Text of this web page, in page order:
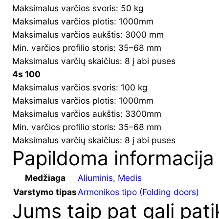
Maksimalus varčios svoris: 50 kg
Maksimalus varčios plotis: 1000mm
Maksimalus varčios aukštis: 3000 mm
Min. varčios profilio storis: 35–68 mm
Maksimalus varčių skaičius: 8 į abi puses
4s 100
Maksimalus varčios svoris: 100 kg
Maksimalus varčios plotis: 1000mm
Maksimalus varčios aukštis: 3300mm
Min. varčios profilio storis: 35–68 mm
Maksimalus varčių skaičius: 8 į abi puses
Papildoma informacija
Medžiaga Aliuminis, Medis
Varstymo tipasArmonikos tipo (Folding doors)
Jums taip pat gali